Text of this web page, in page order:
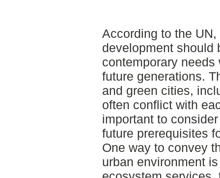
According to the
development should
contemporary
future generations.
and green cities,
often conflict with
important to
future prerequisites
One way to convey
urban environment